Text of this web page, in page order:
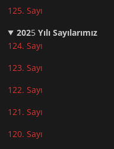
125. Sayı
2025Yılı Sayılarımız
124. Sayı
123. Sayı
122. Sayı
121. Sayı
120. Sayı